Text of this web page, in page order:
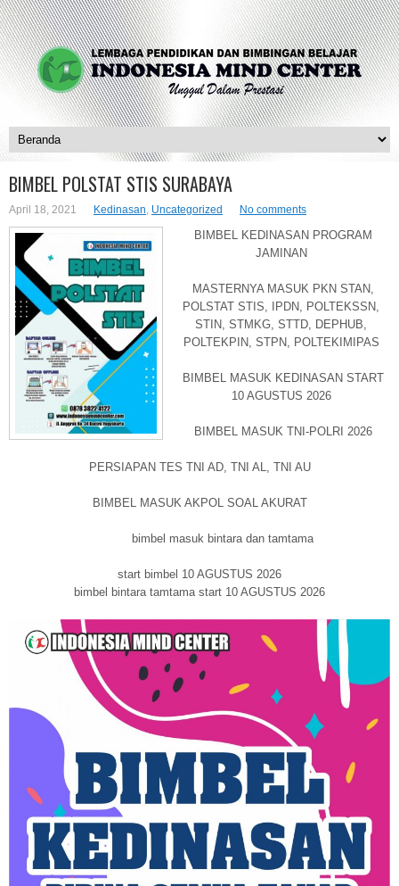
BIMBEL POLSTAT STIS SURABAYA
April 18, 2021 Kedinasan, Uncategorized No comments
BIMBEL KEDINASAN PROGRAM
JAMINAN
MASTERNYA MASUK PKN STAN,
POLSTAT STIS, IPDN, POLTEKSSN,
STIN, STMKG, STTD, DEPHUB,
POLTEKPIN, STPN, POLTEKIMIPAS
BIMBEL MASUK KEDINASAN START
10 AGUSTUS 2026
BIMBEL MASUK TNI-POLRI 2026
PERSIAPAN TES TNI AD, TNI AL, TNI AU
BIMBEL MASUK AKPOL SOAL AKURAT
bimbel masuk bintara dan tamtama
start bimbel 10 AGUSTUS 2026
bimbel bintara tamtama start 10 AGUSTUS 2026